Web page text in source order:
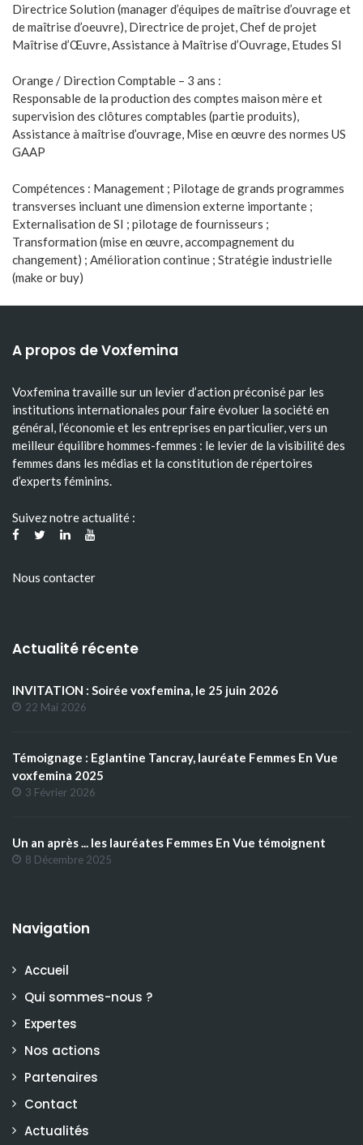
Directrice Solution (manager d’équipes de maîtrise d’ouvrage et
de maîtrise d’oeuvre), Directrice de projet, Chef de projet
Maîtrise d’Œuvre, Assistance à Maîtrise d’Ouvrage, Etudes SI
Orange / Direction Comptable – 3 ans :
Responsable de la production des comptes maison mère et
supervision des clôtures comptables (partie produits),
Assistance à maîtrise d’ouvrage, Mise en œuvre des normes US
GAAP
Compétences : Management ; Pilotage de grands programmes
transverses incluant une dimension externe importante ;
Externalisation de SI ; pilotage de fournisseurs ;
Transformation (mise en œuvre, accompagnement du
changement) ; Amélioration continue ; Stratégie industrielle
(make or buy)
A propos de Voxfemina
Voxfemina travaille sur un levier d’action préconisé par les
institutions internationales pour faire évoluer la société en
général, l’économie et les entreprises en particulier, vers un
meilleur équilibre hommes-femmes : le levier de la visibilité des
femmes dans les médias et la constitution de répertoires
d’experts féminins.
Suivez notre actualité :
Nous contacter
Actualité récente
INVITATION : Soirée voxfemina, le 25 juin 2026
22 Mai 2026
Témoignage : Eglantine Tancray, lauréate Femmes En Vue
voxfemina 2025
3 Février 2026
Un an après ... les lauréates Femmes En Vue témoignent
8 Décembre 2025
Navigation
Accueil
Qui sommes-nous ?
Expertes
Nos actions
Partenaires
Contact
Actualités